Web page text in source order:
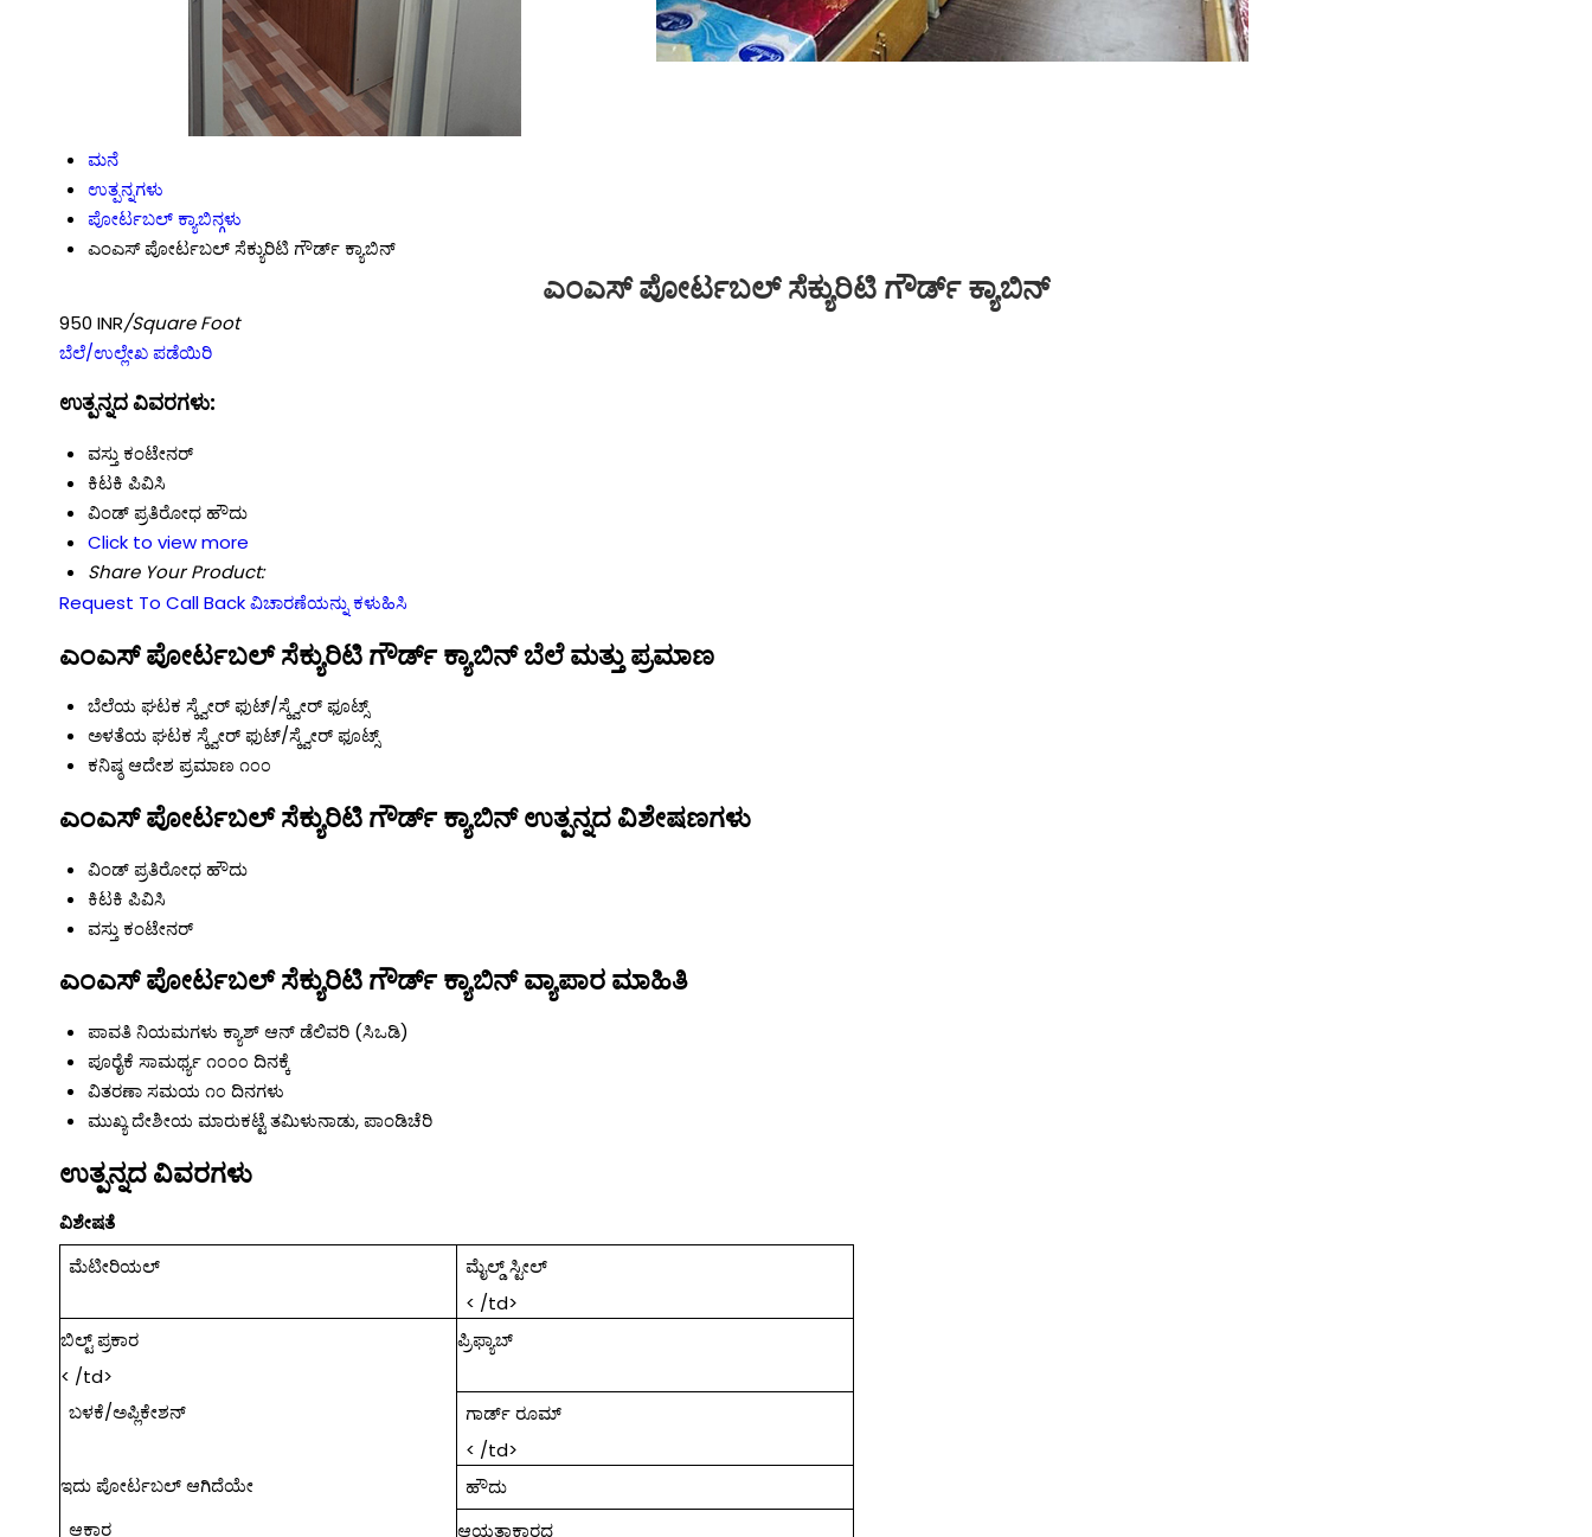
ಮನೆ
ಉತ್ಪನ್ನಗಳು
ಪೋರ್ಟಬಲ್ ಕ್ಯಾಬಿನ್ಗಳು
ಎಂಎಸ್ ಪೋರ್ಟಬಲ್ ಸೆಕ್ಯುರಿಟಿ ಗೌರ್ಡ್ ಕ್ಯಾಬಿನ್
ಎಂಎಸ್ ಪೋರ್ಟಬಲ್ ಸೆಕ್ಯುರಿಟಿ ಗೌರ್ಡ್ ಕ್ಯಾಬಿನ್
950 INR/Square Foot
ಬೆಲೆ/ಉಲ್ಲೇಖ ಪಡೆಯಿರಿ
ಉತ್ಪನ್ನದ ವಿವರಗಳು:
ವಸ್ತು ಕಂಟೇನರ್
ಕಿಟಕಿ ಪಿವಿಸಿ
ವಿಂಡ್ ಪ್ರತಿರೋಧಹೌದು
Click to view more
Share Your Product:
Request To Call Backವಿಚಾರಣೆಯನ್ನು ಕಳುಹಿಸಿ
ಎಂಎಸ್ ಪೋರ್ಟಬಲ್ ಸೆಕ್ಯುರಿಟಿ ಗೌರ್ಡ್ ಕ್ಯಾಬಿನ್ ಬೆಲೆ ಮತ್ತು ಪ್ರಮಾಣ
ಬೆಲೆಯ ಘಟಕ ಸ್ಕ್ವೇರ್ ಫುಟ್/ಸ್ಕ್ವೇರ್ ಫೂಟ್ಸ್
ಅಳತೆಯ ಘಟಕ ಸ್ಕ್ವೇರ್ ಫುಟ್/ಸ್ಕ್ವೇರ್ ಫೂಟ್ಸ್
ಕನಿಷ್ಠ ಆದೇಶ ಪ್ರಮಾಣ ೧೦೦
ಎಂಎಸ್ ಪೋರ್ಟಬಲ್ ಸೆಕ್ಯುರಿಟಿ ಗೌರ್ಡ್ ಕ್ಯಾಬಿನ್ ಉತ್ಪನ್ನದ ವಿಶೇಷಣಗಳು
ವಿಂಡ್ ಪ್ರತಿರೋಧಹೌದು
ಕಿಟಕಿ ಪಿವಿಸಿ
ವಸ್ತು ಕಂಟೇನರ್
ಎಂಎಸ್ ಪೋರ್ಟಬಲ್ ಸೆಕ್ಯುರಿಟಿ ಗೌರ್ಡ್ ಕ್ಯಾಬಿನ್ ವ್ಯಾಪಾರ ಮಾಹಿತಿ
ಪಾವತಿ ನಿಯಮಗಳು ಕ್ಯಾಶ್ ಆನ್ ಡೆಲಿವರಿ (ಸಿಒಡಿ)
ಪೂರೈಕೆ ಸಾಮರ್ಥ್ಯ೧೦೦೦ ದಿನಕ್ಕೆ
ವಿತರಣಾ ಸಮಯ ೧೦ ದಿನಗಳು
ಮುಖ್ಯ ದೇಶೀಯ ಮಾರುಕಟ್ಟೆತಮಿಳುನಾಡು, ಪಾಂಡಿಚೆರಿ
ಉತ್ಪನ್ನದ ವಿವರಗಳು
ವಿಶೇಷತೆ
ಮೆಟೀರಿಯಲ್
ಮೈಲ್ಡ್ ಸ್ಟೀಲ್
< /td>
ಬಿಲ್ಟ್ ಪ್ರಕಾರ
< /td>
ಪ್ರಿಫ್ಯಾಬ್
ಬಳಕೆ/ಅಪ್ಲಿಕೇಶನ್
ಗಾರ್ಡ್ ರೂಮ್
< /td>
ಇದು ಪೋರ್ಟಬಲ್ ಆಗಿದೆಯೇ
ಹೌದು
ಆಕಾರ
ಆಯತಾಕಾರದ